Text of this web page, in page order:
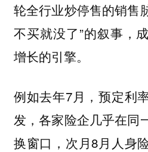
轮全行业炒停售的销售
不买就没了”的叙事，
增长的引擎。
例如去年7月，预定利
发，各家险企几乎在同
换窗口，次月8月人身